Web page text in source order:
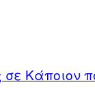
Κάποιον